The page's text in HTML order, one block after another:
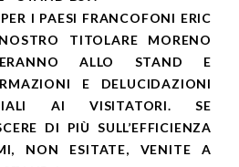
I PAESI FRANCOFONI ERIC
TITOLARE MORENO
ALLO STAND E
E DELUCIDAZIONI
AI VISITATORI. SE
DI PIÙ SULL’EFFICIENZA
NON ESITATE, VENITE A